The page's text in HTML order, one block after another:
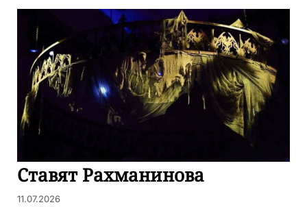
Ставят Рахманинова
11.07.2026